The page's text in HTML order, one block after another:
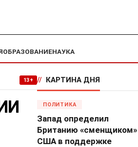
ОБРАЗОВАНИЕНАУКА
13+ // КАРТИНА ДНЯ
ПОЛИТИКА
Запад определил
Британию «сменщиком»
США в поддержке